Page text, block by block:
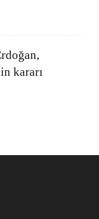
kararı